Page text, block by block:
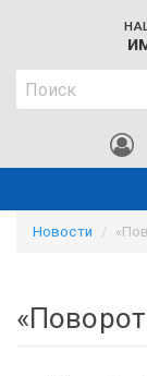
содержанию
Поиск
Новости